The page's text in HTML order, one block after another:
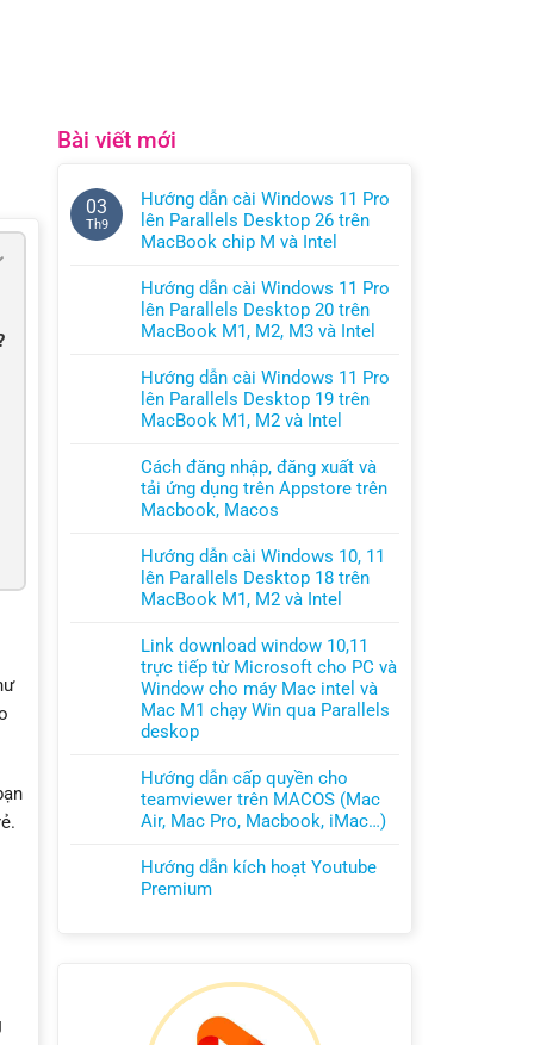
Bài viết mới
03
Th9
Hướng dẫn cài Windows 11 Pro
lên Parallels Desktop 26 trên
MacBook chip M và Intel
có
bình
luận
Hướng
dẫn
cài
Windows
Pro
lên
Parallels
26
trên
MacBook
M
và
Intel
Hướng dẫn cài Windows 11 Pro
lên Parallels Desktop 20 trên
MacBook M1, M2, M3 và Intel
có
bình
luận
Hướng
dẫn
cài
Windows
Pro
lên
Parallels
20
trên
MacBook
M1,
M2,
và
Intel
Hướng dẫn cài Windows 11 Pro
lên Parallels Desktop 19 trên
MacBook M1, M2 và Intel
có
bình
luận
Hướng
dẫn
cài
Windows
Pro
lên
Parallels
Desktop
19
MacBook
M1,
M2
Intel
Cách đăng nhập, đăng xuất và
tải ứng dụng trên Appstore trên
Macbook, Macos
có
bình
luận
Cách
đăng
nhập,
đăng
xuất
và
ứng
dụng
trên
trên
Macbook,
Hướng dẫn cài Windows 10, 11
lên Parallels Desktop 18 trên
MacBook M1, M2 và Intel
có
bình
luận
ở
Hướng
cài
Windows
10,
11
Parallels
Desktop
và
Link download window 10,11
trực tiếp từ Microsoft cho PC và
Window cho máy Mac intel và
Mac M1 chạy Win qua Parallels
deskop
có
bình
luận
Link
download
window
Microsoft
cho
Hướng dẫn cấp quyền cho
teamviewer trên MACOS (Mac
Air, Mac Pro, Macbook, iMac…)
có
bình
quyền
cho
Hướng dẫn kích hoạt Youtube
Premium
Hướng
dẫn